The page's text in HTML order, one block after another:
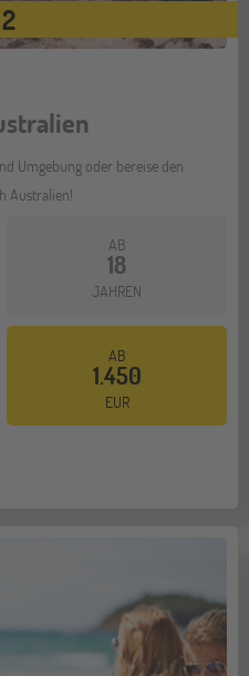
Umgebung oder bereise den
Australien!
AB
18
JAHREN
AB
1.450
EUR